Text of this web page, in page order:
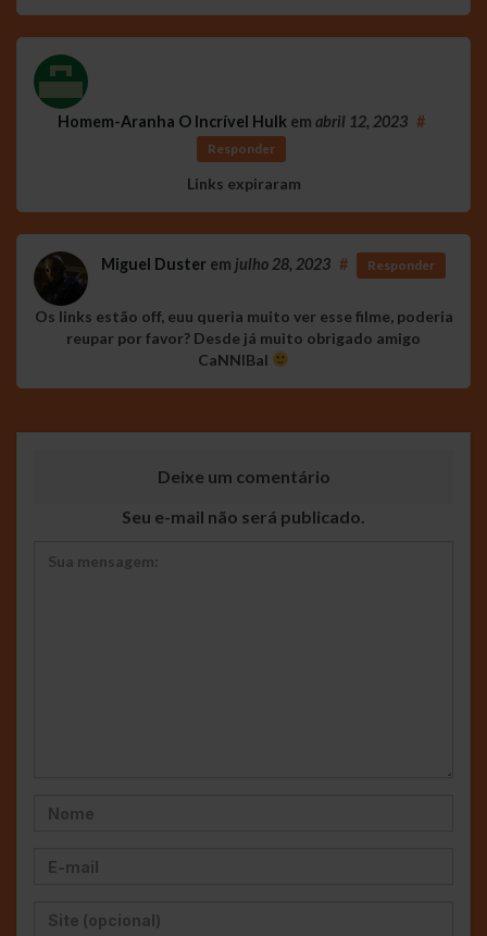
Homem-Aranha O Incrível Hulk em abril 12, 2023 #
Responder
Links expiraram
Miguel Duster em julho 28, 2023 # Responder
Os links estão off, euu queria muito ver esse filme, poderia
reupar por favor? Desde já muito obrigado amigo
CaNNIBal
Deixe um comentário
Seu e-mail não será publicado.